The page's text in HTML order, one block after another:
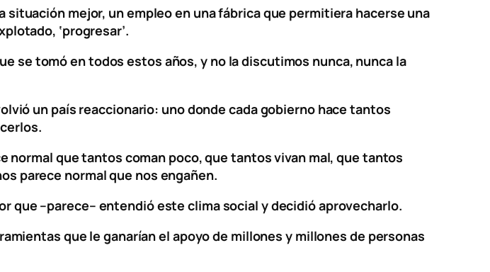
mejor, un empleo en una fábrica que permitiera hacerse una
‘progresar’.
se tomó en todos estos años, y no la discutimos nunca, nunca la
un país reaccionario: uno donde cada gobierno hace tantos
normal que tantos coman poco, que tantos vivan mal, que tantos
parece normal que nos engañen.
que –parece– entendió este clima social y decidió aprovecharlo.
que le ganarían el apoyo de millones y millones de personas